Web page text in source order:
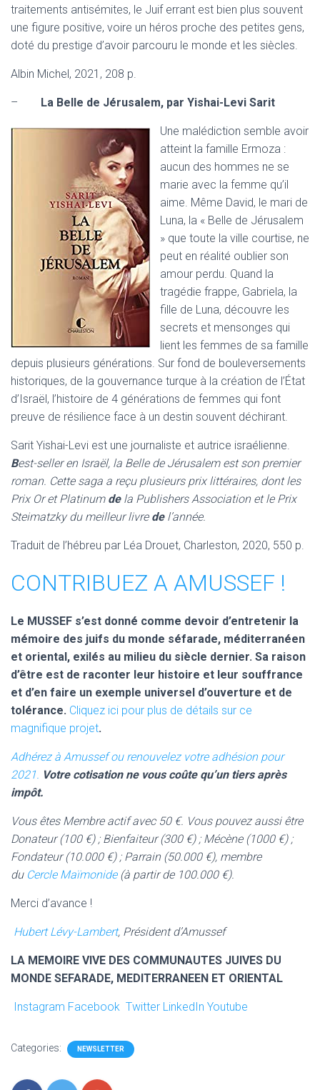
traitements antisémites, le Juif errant est bien plus souvent
une figure positive, voire un héros proche des petites gens,
doté du prestige d’avoir parcouru le monde et les siècles.
Albin Michel, 2021, 208 p.
– La Belle de Jérusalem, par Yishai-Levi Sarit
Une malédiction semble avoir
atteint la famille Ermoza :
aucun des hommes ne se
marie avec la femme qu’il
aime. Même David, le mari de
Luna, la « Belle de Jérusalem
» que toute la ville courtise, ne
peut en réalité oublier son
amour perdu. Quand la
tragédie frappe, Gabriela, la
fille de Luna, découvre les
secrets et mensonges qui
lient les femmes de sa famille
depuis plusieurs générations. Sur fond de bouleversements
historiques, de la gouvernance turque à la création de l’État
d’Israël, l’histoire de 4 générations de femmes qui font
preuve de résilience face à un destin souvent déchirant.
Sarit Yishai-Levi est une journaliste et autrice israélienne.
Best-seller en Israël, la Belle de Jérusalem est son premier
roman. Cette saga a reçu plusieurs prix littéraires, dont les
Prix Or et Platinum dela Publishers Association et le Prix
Steimatzky du meilleur livre del’année.
Traduit de l’hébreu par Léa Drouet, Charleston, 2020, 550 p.
CONTRIBUEZ A AMUSSEF !
Le MUSSEF s’est donné comme devoir d’entretenir la
mémoire des juifs du monde séfarade, méditerranéen
et oriental, exilés au milieu du siècle dernier. Sa raison
d’être est de raconter leur histoire et leur souffrance
et d’en faire un exemple universel d’ouverture et de
tolérance. Cliquez ici pour plus de détails sur ce
magnifique projet.
Adhérez à Amussef ou renouvelez votre adhésion pour
2021.
Votre cotisation ne vous coûte qu’un tiers après
impôt.
Vous êtes Membre actif avec 50 €. Vous pouvez aussi être
Donateur (100 €) ; Bienfaiteur (300 €) ; Mécène (1000 €) ;
Fondateur (10.000 €) ; Parrain (50.000 €), membre
du Cercle Maïmonide(à partir de 100.000 €).
Merci d’avance !
Hubert Lévy-Lambert, Président d’Amussef
LA MEMOIRE VIVE DES COMMUNAUTES JUIVES DU
MONDE SEFARADE, MEDITERRANEEN ET ORIENTAL
Instagram Facebook Twitter LinkedIn Youtube
Categories: NEWSLETTER